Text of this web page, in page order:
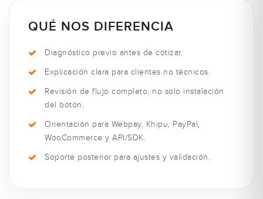
QUÉ NOS DIFERENCIA
Diagnóstico previo antes de cotizar.
Explicación clara para clientes no técnicos.
Revisión de flujo completo, no solo instalación
del botón.
Orientación para Webpay, Khipu, PayPal,
WooCommerce y API/SDK.
Soporte posterior para ajustes y validación.